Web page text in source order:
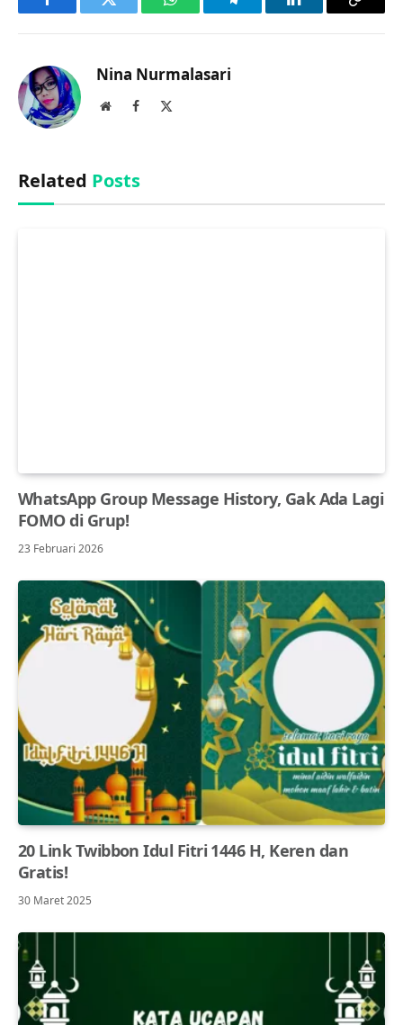
FacebookTwitter WhatsAppTelegramLinkedInCopy
Nina Nurmalasari
WebsiteFacebook
Related Posts
WhatsApp Group Message History, Gak Ada Lagi
FOMO di Grup!
23 Februari 2026
20 Link Twibbon Idul Fitri 1446 H, Keren dan
Gratis!
30 Maret 2025